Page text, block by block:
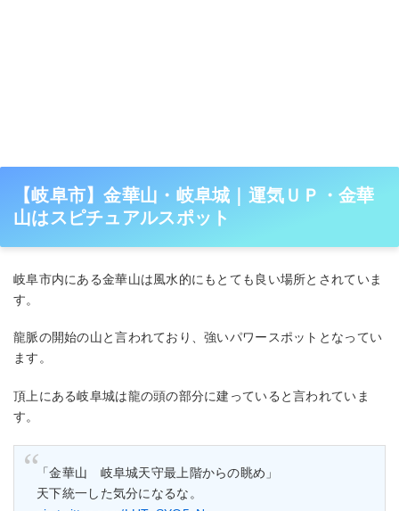
【岐阜市】金華山・岐阜城｜運気ＵＰ・金華
山はスピチュアルスポット
岐阜市内にある金華山は風水的にもとても良い場所とされていま
す。
龍脈の開始の山と言われており、強いパワースポットとなってい
ます。
頂上にある岐阜城は龍の頭の部分に建っていると言われていま
す。
「金華山 岐阜城天守最上階からの眺め」
天下統一した気分になるな。